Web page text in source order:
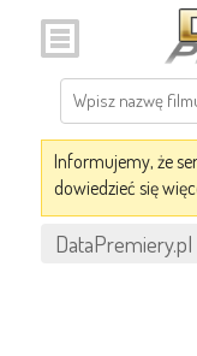
Informujemy, że
dowiedzieć się
DataPremiery.pl